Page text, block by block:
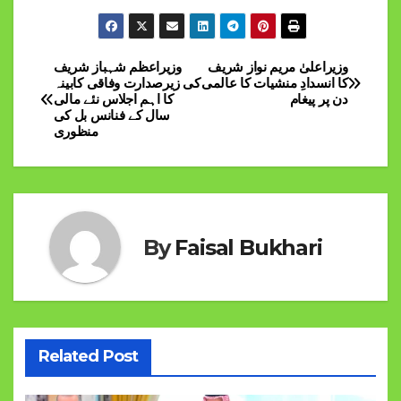
Post
navigation
وزیراعلیٰ مریم نواز شریف
کا انسدادِ منشیات کا عالمی
دن پر پیغام
وزیراعظم شہباز شریف
کی زیرصدارت وفاقی کابینہ
کا اہم اجلاس نئے مالی
سال کے فنانس بل کی
منظوری
ByFaisal Bukhari
Related Post